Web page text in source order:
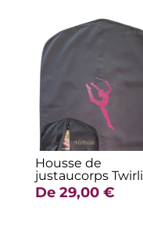
Housse de
justaucorps
De 29,00 €